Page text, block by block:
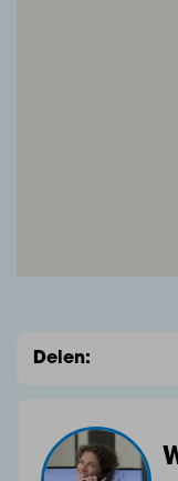
extra koelkast en
inbouwkast.
Delen: